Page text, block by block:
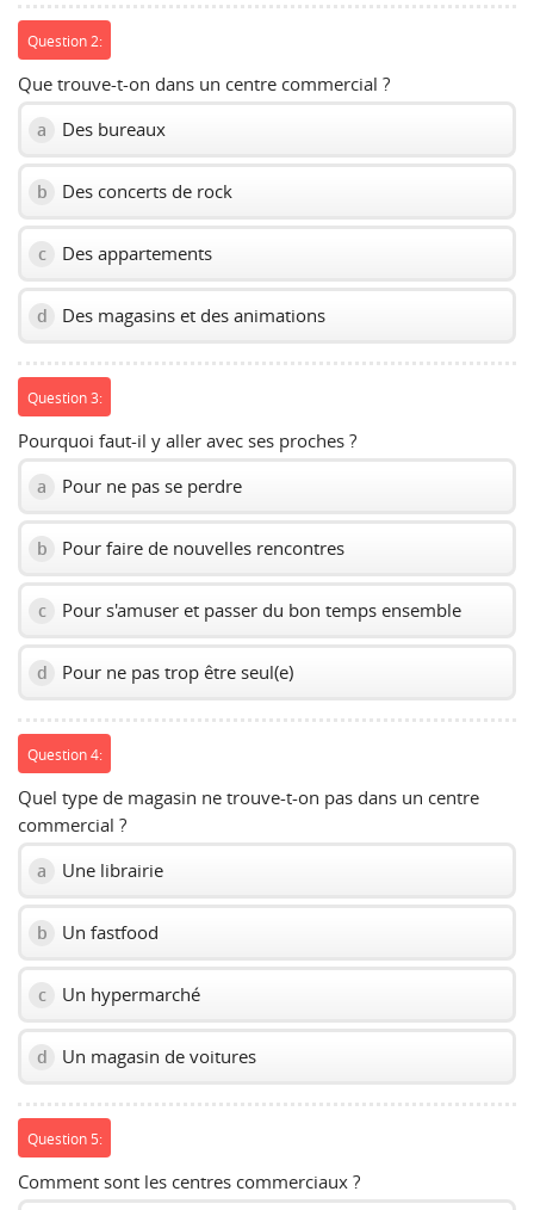
Question 2:
Que trouve-t-on dans un centre commercial ?
a Des bureaux
b Des concerts de rock
c Des appartements
d Des magasins et des animations
Question 3:
Pourquoi faut-il y aller avec ses proches ?
a Pour ne pas se perdre
b Pour faire de nouvelles rencontres
c Pour s'amuser et passer du bon temps ensemble
d Pour ne pas trop être seul(e)
Question 4:
Quel type de magasin ne trouve-t-on pas dans un centre
commercial ?
a Une librairie
b Un fastfood
c Un hypermarché
d Un magasin de voitures
Question 5:
Comment sont les centres commerciaux ?